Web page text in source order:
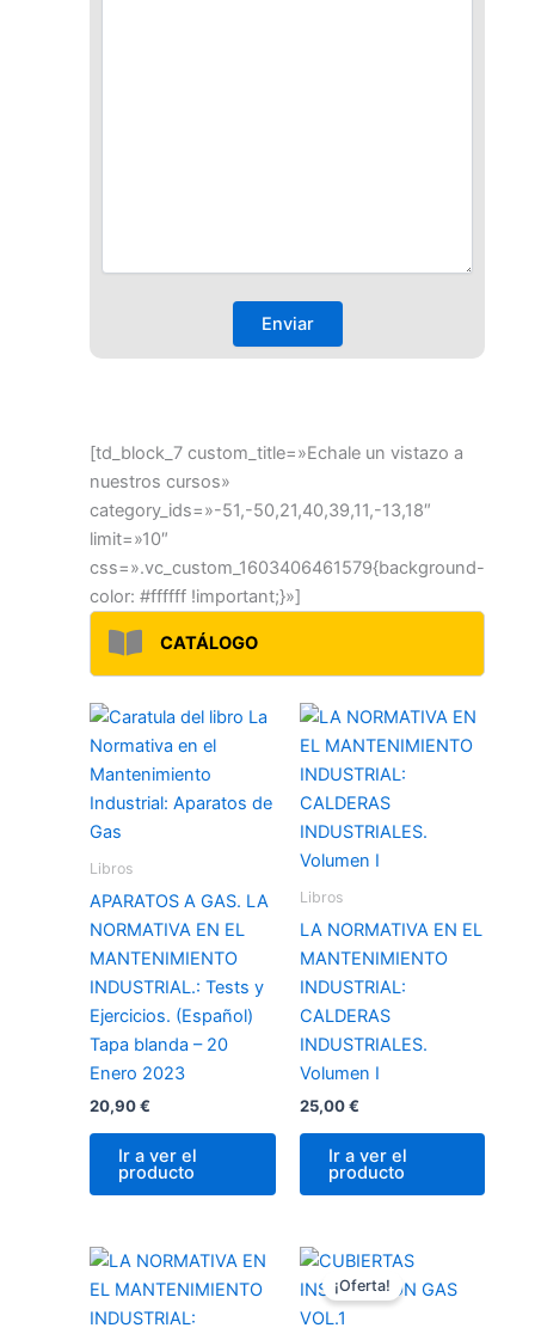
[td_block_7 custom_title=»Echale un vistazo a
nuestros cursos»
category_ids=»-51,-50,21,40,39,11,-13,18″
limit=»10″
css=».vc_custom_1603406461579{background-
color: #ffffff !important;}»]
CATÁLOGO
Libros
APARATOS A GAS. LA
NORMATIVA EN EL
MANTENIMIENTO
INDUSTRIAL.: Tests y
Ejercicios. (Español)
Tapa blanda – 20
Enero 2023
20,90€
Ir a ver el
producto
Libros
LA NORMATIVA EN EL
MANTENIMIENTO
INDUSTRIAL:
CALDERAS
INDUSTRIALES.
Volumen I
25,00€
Ir a ver el
producto
¡Oferta!
El
precio
original actual